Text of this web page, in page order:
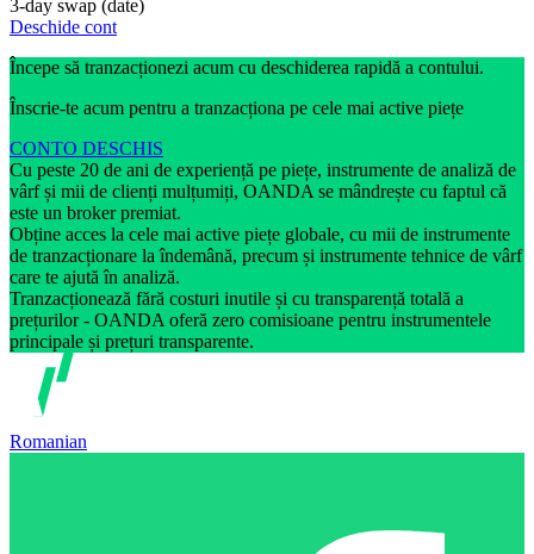
3-day swap (date)
Deschide cont
Începe să tranzacționezi acum cu deschiderea rapidă a contului.
Înscrie-te acum pentru a tranzacționa pe cele mai active piețe
CONTO DESCHIS
Cu peste 20 de ani de experiență pe piețe, instrumente de analiză de
vârf și mii de clienți mulțumiți, OANDA se mândrește cu faptul că
este un broker premiat.
Obține acces la cele mai active piețe globale, cu mii de instrumente
de tranzacționare la îndemână, precum și instrumente tehnice de vârf
care te ajută în analiză.
Tranzacționează fără costuri inutile și cu transparență totală a
prețurilor - OANDA oferă zero comisioane pentru instrumentele
principale și prețuri transparente.
Romanian